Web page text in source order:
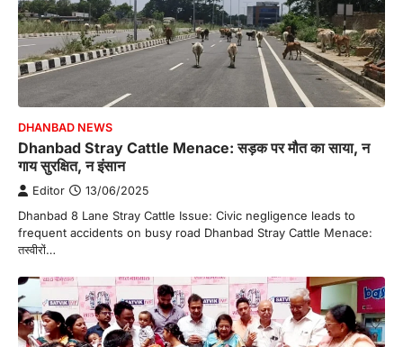
DHANBAD NEWS
Dhanbad Stray Cattle Menace: सड़क पर मौत का साया, न
गाय सुरक्षित, न इंसान
Editor 13/06/2025
Dhanbad 8 Lane Stray Cattle Issue: Civic negligence leads to
frequent accidents on busy road Dhanbad Stray Cattle Menace:
तस्वीरों…